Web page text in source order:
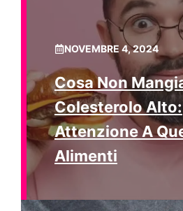
NOVEMBRE 4, 2024
Cosa Non
Colesterolo Alto:
Attenzione A
Alimenti